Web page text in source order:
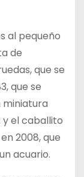
al pequeño
de
que se
que se
miniatura
y el caballito
2008, que
acuario.